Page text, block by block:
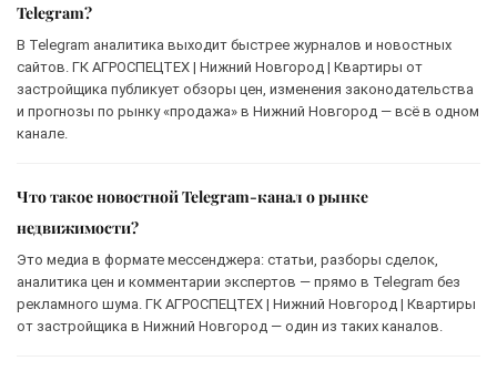
Telegram?
В Telegram аналитика выходит быстрее журналов и новостных
сайтов. ГК АГРОСПЕЦТЕХ | Нижний Новгород | Квартиры от
застройщика публикует обзоры цен, изменения законодательства
и прогнозы по рынку «продажа» в Нижний Новгород — всё в одном
канале.
Что такое новостной Telegram-канал о рынке
недвижимости?
Это медиа в формате мессенджера: статьи, разборы сделок,
аналитика цен и комментарии экспертов — прямо в Telegram без
рекламного шума. ГК АГРОСПЕЦТЕХ | Нижний Новгород | Квартиры
от застройщика в Нижний Новгород — один из таких каналов.